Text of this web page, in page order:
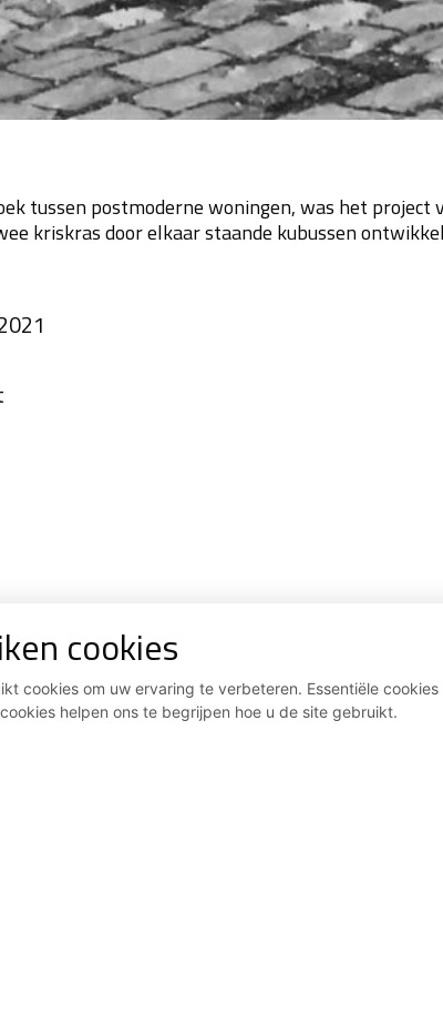
tussen postmoderne woningen, was het
kriskras door elkaar staande kubussen
cookies
cookies om uw ervaring te verbeteren. Essentiële
helpen ons te begrijpen hoe u de site gebruikt.